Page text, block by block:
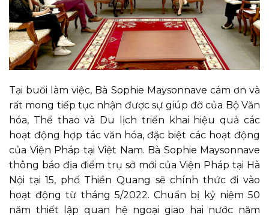
Tại buổi làm việc, Bà Sophie Maysonnave cám ơn và
rất mong tiếp tục nhận được sự giúp đỡ của Bộ Văn
hóa, Thể thao và Du lịch triển khai hiệu quả các
hoạt động hợp tác văn hóa, đặc biệt các hoạt động
của Viện Pháp tại Việt Nam. Bà Sophie Maysonnave
thông báo địa điểm trụ sở mới của Viện Pháp tại Hà
Nội tại 15, phố Thiền Quang sẽ chính thức đi vào
hoạt động từ tháng 5/2022. Chuẩn bị kỷ niệm 50
năm thiết lập quan hệ ngoại giao hai nước năm